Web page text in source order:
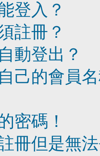
登入？
註冊？
動登出？
己的會員
密碼！
冊但是無